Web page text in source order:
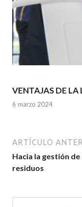
VENTAJAS DE
6 marzo 2024
ARTÍCULO
Hacia la gestión de
residuos